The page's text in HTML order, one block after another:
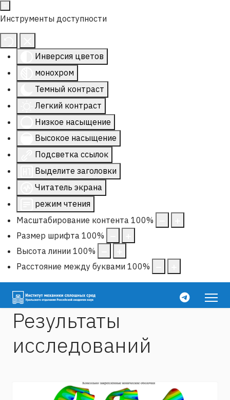
Инструменты доступности
Инверсия цветов
монохром
Темный контраст
Легкий контраст
Низкое насыщение
Высокое насыщение
Подсветка ссылок
Выделите заголовки
Читатель экрана
режим чтения
Масштабирование контента 100%
Размер шрифта 100%
Высота линии 100%
Расстояние между буквами 100%
Результаты
исследований